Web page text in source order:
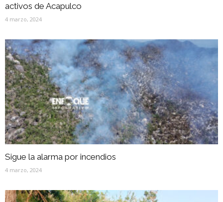
activos de Acapulco
4 marzo, 2024
Sigue la alarma por incendios
4 marzo, 2024